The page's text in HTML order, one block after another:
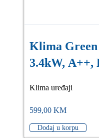
Klima Green
3.4kW, A++,
Klima uređaji
599,00 KM
Dodaj u korpu